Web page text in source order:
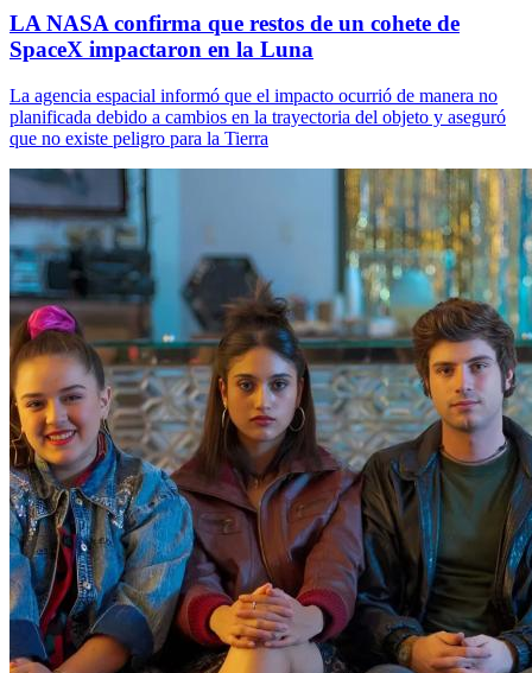
LA NASA confirma que restos de un cohete de
SpaceX impactaron en la Luna
La agencia espacial informó que el impacto ocurrió de manera no
planificada debido a cambios en la trayectoria del objeto y aseguró
que no existe peligro para la Tierra